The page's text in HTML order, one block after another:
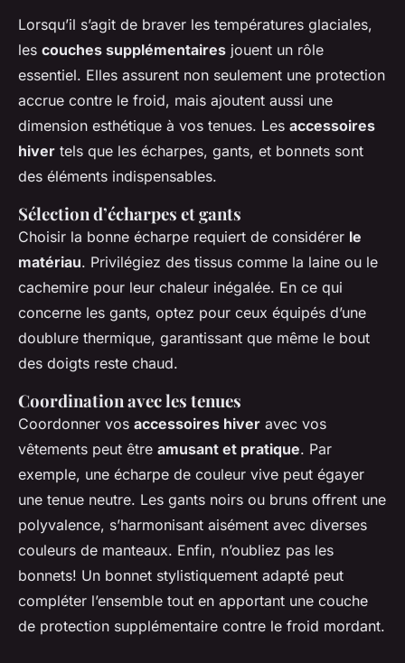
Lorsqu’il s’agit de braver les températures glaciales,
les couches supplémentaires jouent un rôle
essentiel. Elles assurent non seulement une protection
accrue contre le froid, mais ajoutent aussi une
dimension esthétique à vos tenues. Les accessoires
hiver tels que les écharpes, gants, et bonnets sont
des éléments indispensables.
Sélection d’écharpes et gants
Choisir la bonne écharpe requiert de considérer le
matériau. Privilégiez des tissus comme la laine ou le
cachemire pour leur chaleur inégalée. En ce qui
concerne les gants, optez pour ceux équipés d’une
doublure thermique, garantissant que même le bout
des doigts reste chaud.
Coordination avec les tenues
Coordonner vos accessoires hiver avec vos
vêtements peut être amusant et pratique. Par
exemple, une écharpe de couleur vive peut égayer
une tenue neutre. Les gants noirs ou bruns offrent une
polyvalence, s’harmonisant aisément avec diverses
couleurs de manteaux. Enfin, n’oubliez pas les
bonnets! Un bonnet stylistiquement adapté peut
compléter l’ensemble tout en apportant une couche
de protection supplémentaire contre le froid mordant.